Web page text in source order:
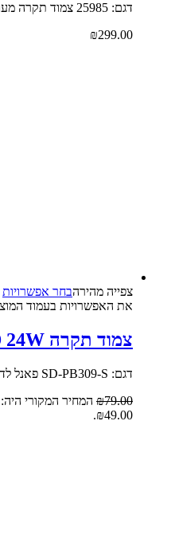
דגם: 25985 צמוד תקרה מעוצב לחלל הבית
₪299.00
צפייה‬ ‫מהירה‬בחר אפשרויות
את האפשרויות בעמוד
צמוד תקרה APOLLO LED 24W
דגם: SD-PB309-S פאנל לד מרובע צמוד תקרה
₪79.00 המחיר המקורי היה: ₪79.00.
₪49.00.